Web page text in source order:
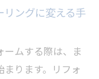
リングに変える手
ームする際は、ま
ります。リフォ